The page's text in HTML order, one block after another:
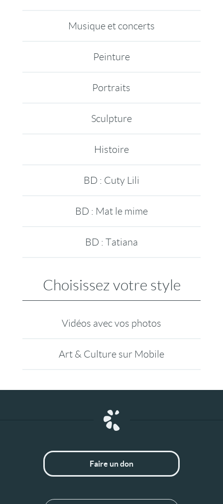
Musique et concerts
Peinture
Portraits
Sculpture
Histoire
BD : Cuty Lili
BD : Mat le mime
BD : Tatiana
Choisissez votre style
Vidéos avec vos photos
Art & Culture sur Mobile
Faire un don